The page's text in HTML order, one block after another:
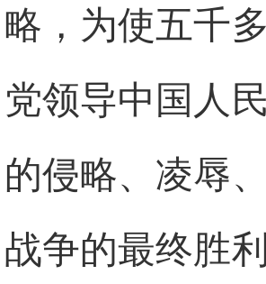
略，为使五千
党领导中国人
的侵略、凌辱
战争的最终胜